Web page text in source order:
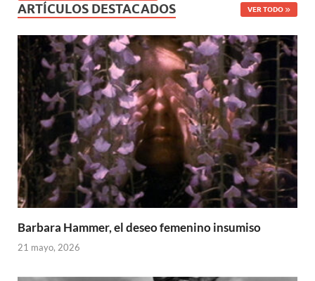
ARTÍCULOS DESTACADOS VER TODO
Barbara Hammer, el deseo femenino insumiso
21 mayo, 2026